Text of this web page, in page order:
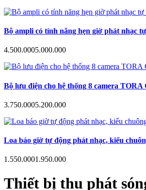
Bộ ampli có tính năng hẹn giờ phát nhạc
4.500.0005.000.000
Bộ lưu điện cho hệ thống 8 camera
3.750.0005.200.000
Loa báo giờ tự động phát nhạc, kiểu
1.550.0001.950.000
Thiết bị thu phát